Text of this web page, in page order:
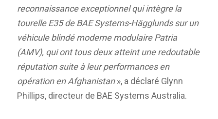
reconnaissance exceptionnel qui intègre la
tourelle E35 de BAE Systems-Hägglunds sur un
véhicule blindé moderne modulaire Patria
(AMV), qui ont tous deux atteint une redoutable
réputation suite à leur performances en
opération en Afghanistan», a déclaré Glynn
Phillips, directeur de BAE Systems Australia.